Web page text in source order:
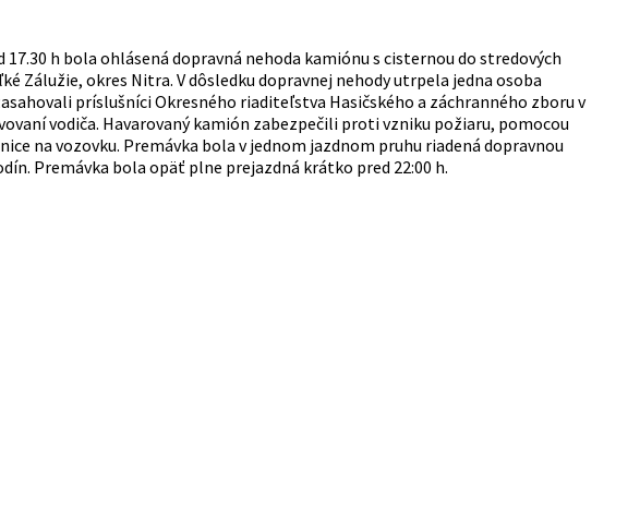
17.30 h bola ohlásená dopravná nehoda kamiónu s cisternou do stredových
Zálužie, okres Nitra. V dôsledku dopravnej nehody utrpela jedna osoba
príslušníci Okresného riaditeľstva Hasičského a záchranného zboru v
vodiča. Havarovaný kamión zabezpečili proti vzniku požiaru, pomocou
na vozovku. Premávka bola v jednom jazdnom pruhu riadená dopravnou
Premávka bola opäť plne prejazdná krátko pred 22:00 h.